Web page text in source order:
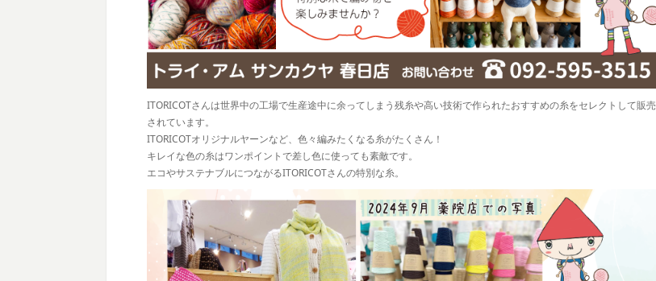
ITORICOTさんは世界中の工場で生産途中に余ってしまう残糸や高い技術で作られたおすすめの糸をセレクトして販売
されています。
ITORICOTオリジナルヤーンなど、色々編みたくなる糸がたくさん！
キレイな色の糸はワンポイントで差し色に使っても素敵です。
エコやサステナブルにつながるITORICOTさんの特別な糸。